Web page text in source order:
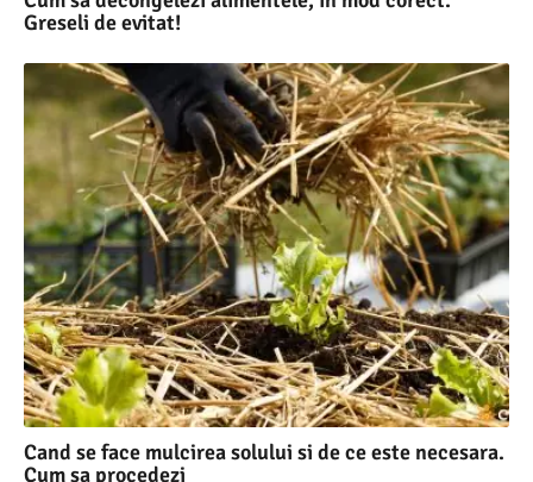
Greseli de evitat!
Cand se face mulcirea solului si de ce este necesara.
Cum sa procedezi